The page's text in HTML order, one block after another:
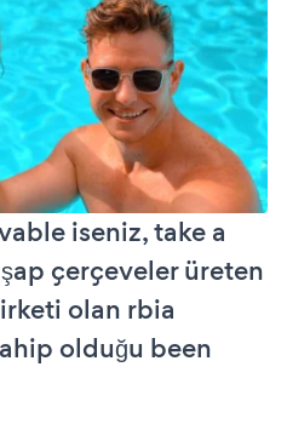
iseniz, take a
çerçeveler üreten
olan rbia
olduğu been